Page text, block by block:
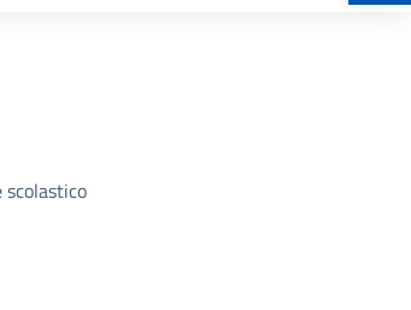
scolastico